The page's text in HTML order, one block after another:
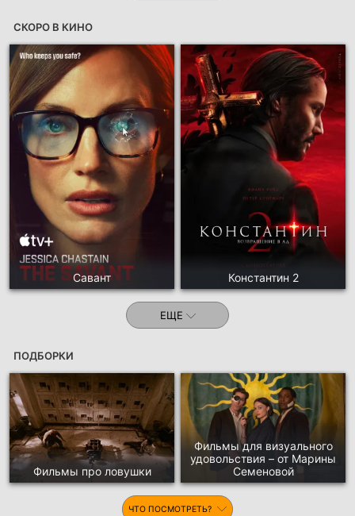
СКОРО В КИНО
Савант Константин 2
ЕЩЕ
ПОДБОРКИ
Фильмы про ловушки
Фильмы для визуального
удовольствия – от Марины
Семеновой
ЧТО ПОСМОТРЕТЬ?